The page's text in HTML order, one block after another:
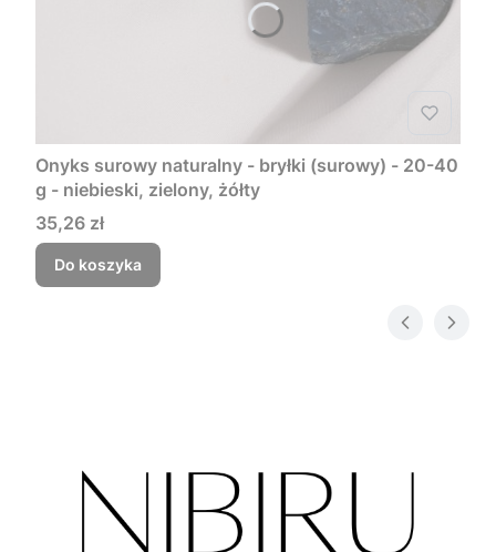
Onyks surowy naturalny - bryłki (surowy) - 20-40
g - niebieski, zielony, żółty
Cena
35,26 zł
Do koszyka